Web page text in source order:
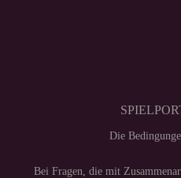
Die
Bei Fragen, die mit